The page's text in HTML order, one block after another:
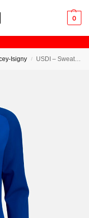
0
Isigny / USDI – Sweat Zip Capuche Femme